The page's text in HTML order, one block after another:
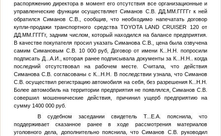
распоряжению директора в момент его отсутствия все организационные и
управленческие функции осуществляет Симанов С.В.
ДД.ММ.ГГГГг к ней
обратился Симанов С.В., сообщив, что необходимо напечатать договор
купли-продажи транспортного средства TOYOTA LAND CRUISER 120 от
ДД.ММ.ГГГГг, задним числом, который находился на балансе предприятия.
В качестве покупателя просил указать Симанова С.В., цена была озвучена
самим Симановым С.В. 10 000 руб, Договор от имениК...Н.Н.
попросили
подписать Д...А.И. , которая ранее подписывала документы за К...Н.Н.
. когда
последний отсутствовал на рабочем месте. Считала, что действия
Симанова С.В. согласованы сК...Н.Н.
В последствии узнала, что Симанов
С.В. осуществил регистрацию автомобиля на себя, без разрешенияК...Н.Н.
Более автомобиль на территории предприятия не появлялся, Симанов С.В.
совершил мошеннические действия, причинил ущерб предприятию на
сумму 1400 000 руб.
В судебном заседании свидетельТ...Е.А.
пояснила, что
поддерживает сказанное ранее в ходе рассмотрения материалов
уголовного дела, дополнительно пояснила, что Симанов С.В. руководил